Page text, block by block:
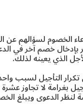
الخصوم لسؤالهم عن
بإدخال خصم آخر في
الذي يعينه لذلك.
التأجيل لسبب
لا تجاوز عشرة
الدعوى ويبلغ